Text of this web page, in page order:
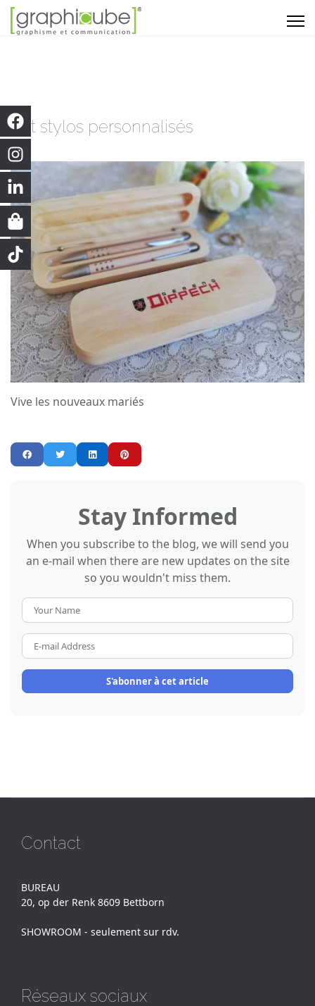
Set stylos personnalisés
Vive les nouveaux mariés
Stay Informed
When you subscribe to the blog, we will send you
an e-mail when there are new updates on the site
so you wouldn't miss them.
Name
mail
Address
S'abonner à cet article
Contact
BUREAU
20, op der Renk 8609 Bettborn
SHOWROOM - seulement sur rdv.
Réseaux sociaux